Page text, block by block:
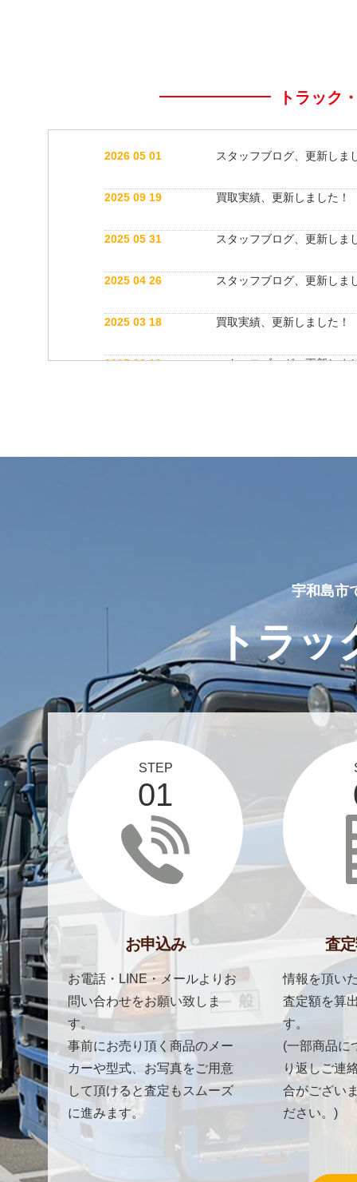
トラック
2026 05 01 スタッフブログ、更新しま
2025 09 19 買取実績、更新しました！
2025 05 31 スタッフブログ、更新しま
2025 04 26 スタッフブログ、更新しま
2025 03 18 買取実績、更新しました！
2025 03 12 スタッフブログ、更新しま
宇和島市
トラッ
STEP
01
お申込み
お電話・LINE・メールよりお
問い合わせをお願い致しま
す。
事前にお売り頂く商品のメー
カーや型式、お写真をご用意
して頂けると査定もスムーズ
に進みます。
査
情報を頂い
査定額を算
す。
(一部商品に
り返しご連
合がござい
ださい。)